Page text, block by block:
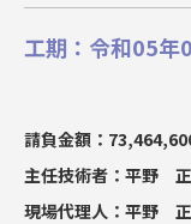
工期：令和05
請負金額：
主任技術者：平野
現場代理人：平野